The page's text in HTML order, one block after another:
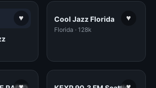
♥ ♥
Cool Jazz Florida
Florida · 128k